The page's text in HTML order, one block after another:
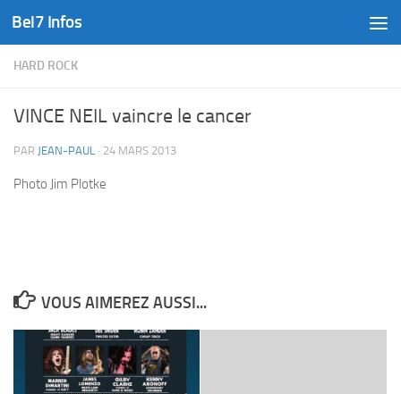
Skip to content
Bel7 Infos
HARD ROCK
VINCE NEIL vaincre le cancer
PAR JEAN-PAUL · 24 MARS 2013
Photo Jim Plotke
VOUS AIMEREZ AUSSI...